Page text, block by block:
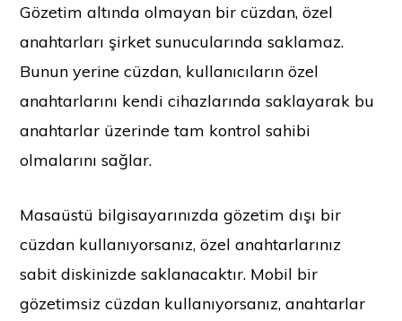
Gözetim altında olmayan bir cüzdan, özel
anahtarları şirket sunucularında saklamaz.
Bunun yerine cüzdan, kullanıcıların özel
anahtarlarını kendi cihazlarında saklayarak bu
anahtarlar üzerinde tam kontrol sahibi
olmalarını sağlar.
Masaüstü bilgisayarınızda gözetim dışı bir
cüzdan kullanıyorsanız, özel anahtarlarınız
sabit diskinizde saklanacaktır. Mobil bir
gözetimsiz cüzdan kullanıyorsanız, anahtarlar